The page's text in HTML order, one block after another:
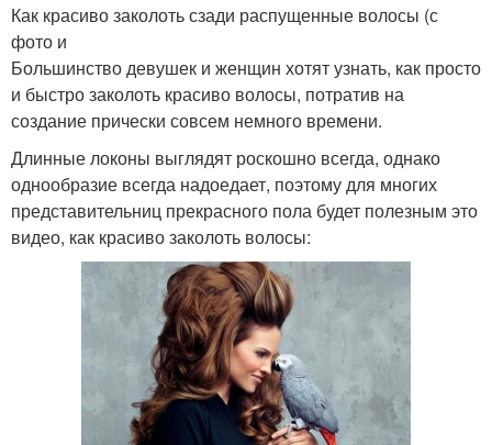
Как красиво заколоть сзади распущенные волосы (с
фото и
Большинство девушек и женщин хотят узнать, как просто
и быстро заколоть красиво волосы, потратив на
создание прически совсем немного времени.
Длинные локоны выглядят роскошно всегда, однако
однообразие всегда надоедает, поэтому для многих
представительниц прекрасного пола будет полезным это
видео, как красиво заколоть волосы: